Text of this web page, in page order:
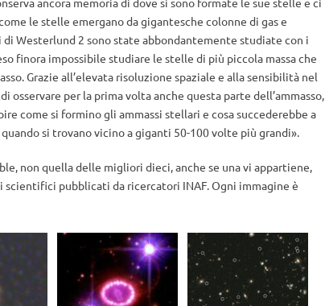
le stelle emergano da gigantesche colonne di gas e
Westerlund 2 sono state abbondantemente studiate con i
finora impossibile studiare le stelle di più piccola massa che
Grazie all’elevata risoluzione spaziale e alla sensibilità nel
osservare per la prima volta anche questa parte dell’ammasso,
come si formino gli ammassi stellari e cosa succederebbe a
si trovano vicino a giganti 50-100 volte più grandi».​
non quella delle migliori dieci, anche se una vi appartiene,
pubblicati da ricercatori INAF. Ogni immagine è